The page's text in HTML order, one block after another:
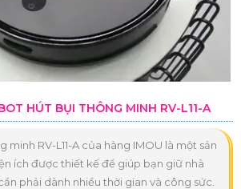
HÚT BỤI THÔNG MINH RV-L11-A
RV-L11-A của hàng IMOU là một sản
ích được thiết kế để giúp bạn giữ nhà
phải dành nhiều thời gian và công sức.